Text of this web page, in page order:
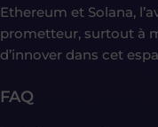
Ethereum et Solana,
prometteur, surtout à
d’innover dans cet
FAQ